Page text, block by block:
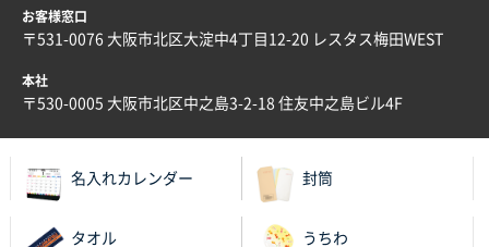
他部署のスタッフからの指示
A4箔押し名入れクリアファイル300枚
ったので
栃木県M社様
お客様窓口
〒531-0076 大阪市北区大淀中4丁目12-20 レスタス梅田WEST
本社
〒530-0005 大阪市北区中之島3-2-18 住友中之島ビル4F
名入れカレンダー 封筒
タオル うちわ